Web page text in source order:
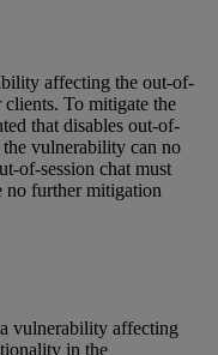
affecting the out-of-
To mitigate the
that disables out-of-
vulnerability can no
of-session chat must
no further mitigation
vulnerability affecting
in the